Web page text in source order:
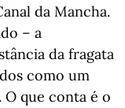
da Mancha.
– a
da fragata
como um
O que conta é o